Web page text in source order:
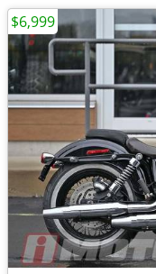
$6,999